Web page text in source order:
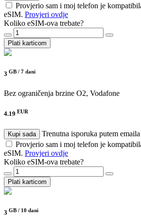
Provjerio sam i moj telefon je
eSIM. Provjeri ovdje
Koliko eSIM-ova trebate?
Plati karticom
3 GB / 7 dani
Bez ograničenja brzine O2, Vodafone
4.19 EUR
Kupi sada
Trenutna isporuka putem
Provjerio sam i moj telefon je
eSIM. Provjeri ovdje
Koliko eSIM-ova trebate?
Plati karticom
3 GB / 10 dani